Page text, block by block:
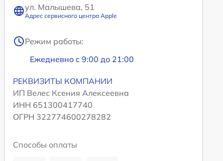
ул. Малышева, 51
Адрес сервисного центра Apple
Режим работы:
Ежедневно с 9:00 до 21:00
РЕКВИЗИТЫ КОМПАНИИ
ИП Велес Ксения Алексеевна
ИНН 651300417740
ОГРН 322774600278282
Способы оплаты